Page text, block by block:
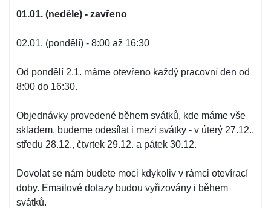
01.01. (neděle) - zavřeno
02.01. (pondělí) - 8:00 až 16:30
Od pondělí 2.1. máme otevřeno každý pracovní den od
8:00 do 16:30.
Objednávky provedené během svátků, kde máme vše
skladem, budeme odesílat i mezi svátky - v úterý 27.12.,
středu 28.12., čtvrtek 29.12. a pátek 30.12.
Dovolat se nám budete moci kdykoliv v rámci otevírací
doby. Emailové dotazy budou vyřizovány i během
svátků.